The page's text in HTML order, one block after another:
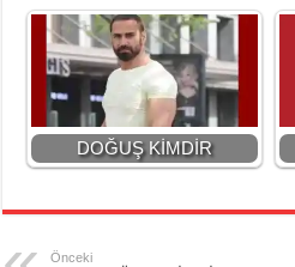
DOĞUŞ KİMDİR
Önceki